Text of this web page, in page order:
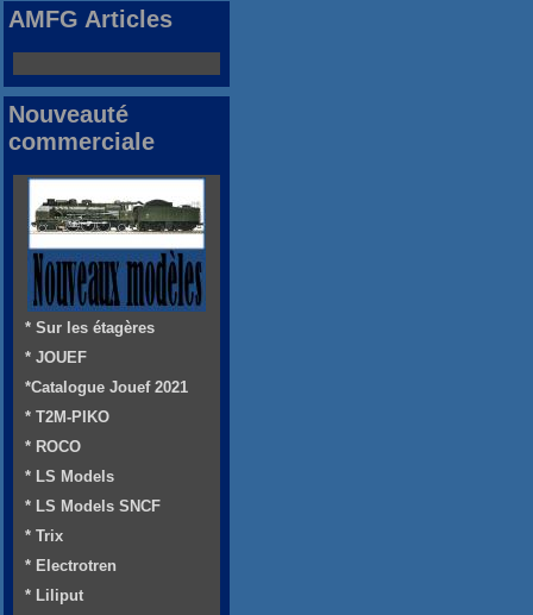
AMFG Articles
Nouveauté
commerciale
* Sur les étagères
* JOUEF
*Catalogue Jouef 2021
* T2M-PIKO
* ROCO
* LS Models
* LS Models SNCF
* Trix
* Electrotren
* Liliput